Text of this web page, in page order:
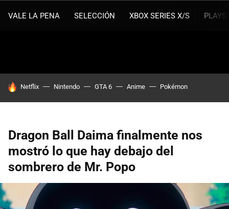
VALE LA PENA SELECCIÓN XBOX SERIES X/S
HOY SE HABLA DE
Netflix Nintendo GTA 6 Anime Pokémon
Dragon Ball Daima finalmente nos
mostró lo que hay debajo del
sombrero de Mr. Popo